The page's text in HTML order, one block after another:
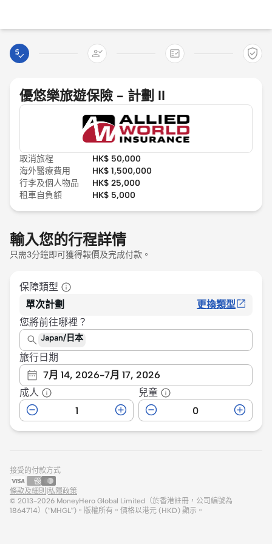

優悠樂旅遊保險 - 計劃 II
取消旅程 HK$ 50,000
海外醫療費用
HK$ 1,500,000
行李及個人物品
HK$ 25,000
租車自負額
HK$ 5,000
輸入您的行程詳情
只需3分鐘即可獲得報價及完成付款。
保障類型
單次計劃
更換類型
您將前往哪裡？
Japan/日本
旅行日期
7月 14, 2026-7月 17, 2026
成人
兒童
接受的付款方式
條款及細則 私隱政策
© 2013-2026 MoneyHero Global Limited（於香港註冊，公司編號為
1864714）(“MHGL”)。版權所有。價格以港元 (HKD) 顯示。